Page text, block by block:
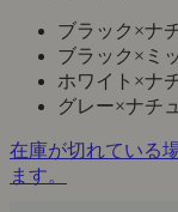
ブラック×ナ
ブラック×ミ
ホワイト×ナ
グレー×ナチ
在庫が切れている
ます。